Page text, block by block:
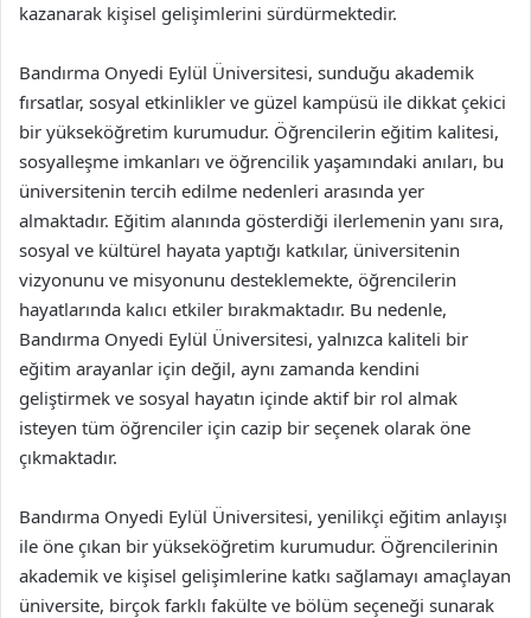
kazanarak kişisel gelişimlerini sürdürmektedir.
Bandırma Onyedi Eylül Üniversitesi, sunduğu akademik
fırsatlar, sosyal etkinlikler ve güzel kampüsü ile dikkat çekici
bir yükseköğretim kurumudur. Öğrencilerin eğitim kalitesi,
sosyalleşme imkanları ve öğrencilik yaşamındaki anıları, bu
üniversitenin tercih edilme nedenleri arasında yer
almaktadır. Eğitim alanında gösterdiği ilerlemenin yanı sıra,
sosyal ve kültürel hayata yaptığı katkılar, üniversitenin
vizyonunu ve misyonunu desteklemekte, öğrencilerin
hayatlarında kalıcı etkiler bırakmaktadır. Bu nedenle,
Bandırma Onyedi Eylül Üniversitesi, yalnızca kaliteli bir
eğitim arayanlar için değil, aynı zamanda kendini
geliştirmek ve sosyal hayatın içinde aktif bir rol almak
isteyen tüm öğrenciler için cazip bir seçenek olarak öne
çıkmaktadır.
Bandırma Onyedi Eylül Üniversitesi, yenilikçi eğitim anlayışı
ile öne çıkan bir yükseköğretim kurumudur. Öğrencilerinin
akademik ve kişisel gelişimlerine katkı sağlamayı amaçlayan
üniversite, birçok farklı fakülte ve bölüm seçeneği sunarak